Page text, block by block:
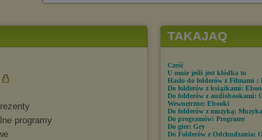
programy
TAKAJAQ
Cześć
U mnie jeśli jest kłódka to
Hasło do folderów z Filmami :
Do folderów z książkami:
Do folderów z audiobookami:
Wewnętrzne: Ebooki
Do folderów z muzyką: Muzyka
Do programów: Programy
Do gier: Gry
Do Folderów z Odchudzania: